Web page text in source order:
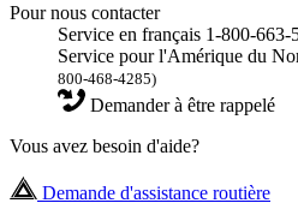
Pour nous contacter
Service en français 1-800-663-
Service pour l'Amérique du
800-468-4285)
Demander à être rappelé
Vous avez besoin d'aide?
Demande d'assistance routière